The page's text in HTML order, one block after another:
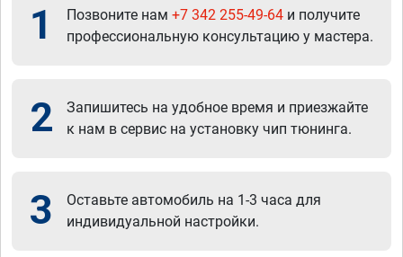
1 Позвоните нам +7 342 255-49-64 и получите
профессиональную консультацию у мастера.
2
Запишитесь на удобное время и приезжайте
к нам в сервис на установку чип тюнинга.
3
Оставьте автомобиль на 1-3 часа для
индивидуальной настройки.